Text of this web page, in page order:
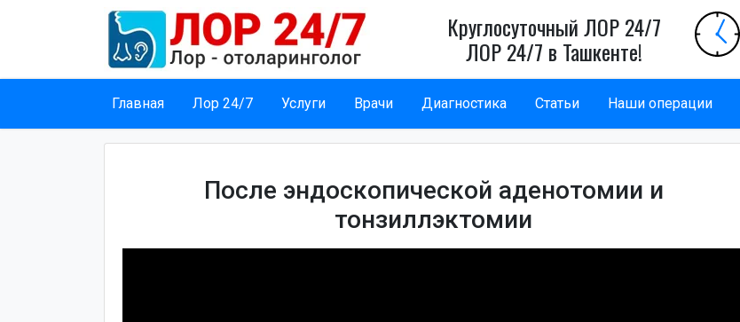
Круглосуточный ЛОР 24/7
ЛОР 24/7 в Ташкенте!
Главная Лор 24/7 Услуги Врачи Диагностика Статьи Наши операции
После эндоскопической аденотомии и
тонзиллэктомии